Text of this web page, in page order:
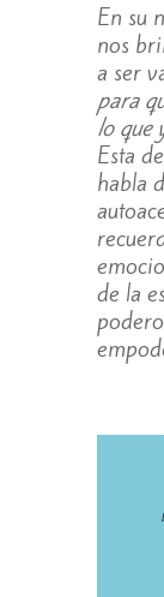
En su
nos
a ser
para
lo que
Esta
habla
de la